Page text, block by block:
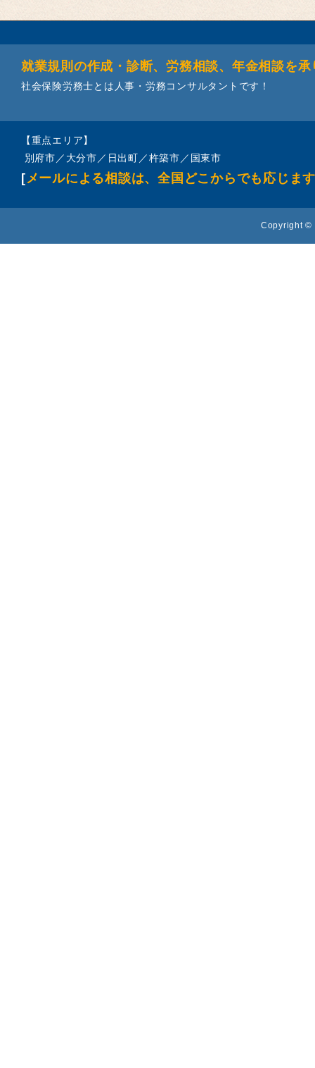
就業規則の作成・診断、労務相談、年金相談を承
社会保険労務士とは人事・労務コンサルタントです！
【重点エリア】
別府市／大分市／日出町／杵築市／国東市
[メールによる相談は、全国どこからでも応じま
Copyright ©